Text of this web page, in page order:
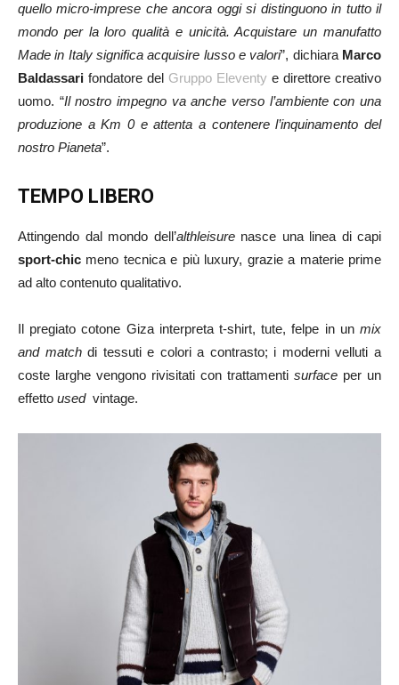
quello micro-imprese che ancora oggi si distinguono in tutto il
mondo per la loro qualità e unicità. Acquistare un manufatto
Made in Italy significa acquisire lusso e valori”, dichiara Marco
Baldassari fondatore del Gruppo Eleventy e direttore creativo
uomo. “Il nostro impegno va anche verso l’ambiente con una
produzione a Km 0 e attenta a contenere l’inquinamento del
nostro Pianeta”.
TEMPO LIBERO
Attingendo dal mondo dell’althleisurenasce una linea di capi
sport-chic meno tecnica e più luxury, grazie a materie prime
ad alto contenuto qualitativo.
Il pregiato cotone Giza interpreta t-shirt, tute, felpe in un mix
and matchdi tessuti e colori a contrasto; i moderni velluti a
coste larghe vengono rivisitati con trattamenti surface per un
effetto usedvintage.